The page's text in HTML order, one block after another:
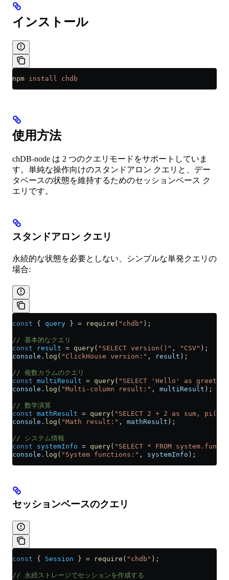
インストール
npm install chdb
使用方法
chDB-node は 2 つのクエリモードをサポートしていま
す。単純な操作向けのスタンドアロン クエリと、デー
タベースの状態を維持するためのセッションベース ク
エリです。
スタンドアロン クエリ
永続的な状態を必要としない、シンプルな単発クエリの
場合:
const { query } = require ( "chdb" );
// 基本的なクエリ
const result = query( "SELECT version()" , "CSV" );
console . log ( "ClickHouse version:" , result );
// 複数カラムのクエリ
const multiResult = query( "SELECT 'Hello' as
console . log ( "Multi-column result:" , multiResult );
// 数学演算
const mathResult = query( "SELECT 2 + 2 as sum, pi()
console . log ( "Math result:" , mathResult );
// システム情報
const systemInfo = query( "SELECT * FROM
console . log ( "System functions:" , systemInfo );
セッションベースのクエリ
const { Session } = require ( "chdb" );
// 永続ストレージでセッションを作成する